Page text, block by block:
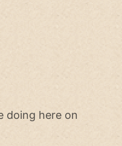
doing here on